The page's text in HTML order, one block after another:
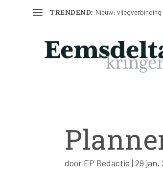
TRENDEND: Nieuw:
door EP Redactie | 29 jan,